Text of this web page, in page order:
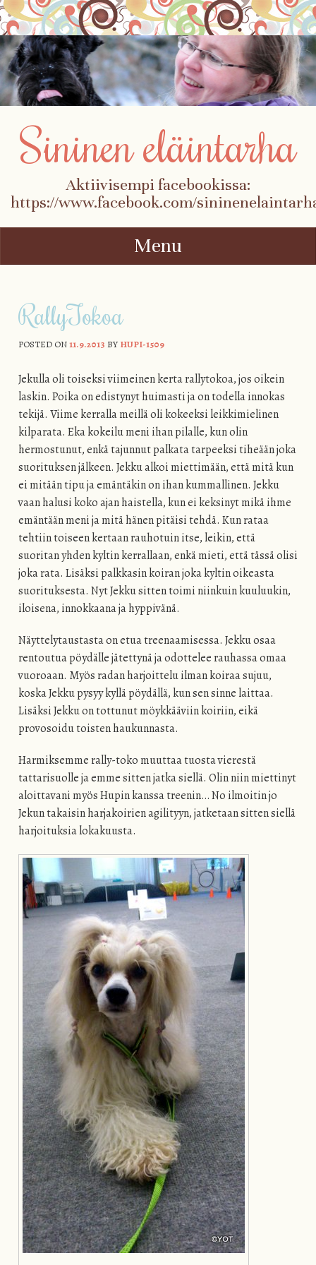
Sininen eläintarha
Aktiivisempi facebookissa:
https://www.facebook.com/
Menu
RallyTokoa
POSTED ON11.9.2013 BYHUPI-1509
Jekulla oli toiseksi viimeinen kerta rallytokoa, jos oikein
laskin. Poika on edistynyt huimasti ja on todella innokas
tekijä. Viime kerralla meillä oli kokeeksi leikkimielinen
kilparata. Eka kokeilu meni ihan pilalle, kun olin
hermostunut, enkä tajunnut palkata tarpeeksi tiheään joka
suorituksen jälkeen. Jekku alkoi miettimään, että mitä kun
ei mitään tipu ja emäntäkin on ihan kummallinen. Jekku
vaan halusi koko ajan haistella, kun ei keksinyt mikä ihme
emäntään meni ja mitä hänen pitäisi tehdä. Kun rataa
tehtiin toiseen kertaan rauhotuin itse, leikin, että
suoritan yhden kyltin kerrallaan, enkä mieti, että tässä olisi
joka rata. Lisäksi palkkasin koiran joka kyltin oikeasta
suorituksesta. Nyt Jekku sitten toimi niinkuin kuuluukin,
iloisena, innokkaana ja hyppivänä.
Näyttelytaustasta on etua treenaamisessa. Jekku osaa
rentoutua pöydälle jätettynä ja odottelee rauhassa omaa
vuoroaan. Myös radan harjoittelu ilman koiraa sujuu,
koska Jekku pysyy kyllä pöydällä, kun sen sinne laittaa.
Lisäksi Jekku on tottunut möykkääviin koiriin, eikä
provosoidu toisten haukunnasta.
Harmiksemme rally-toko muuttaa tuosta vierestä
tattarisuolle ja emme sitten jatka siellä. Olin niin miettinyt
aloittavani myös Hupin kanssa treenin… No ilmoitin jo
Jekun takaisin harjakoirien agilityyn, jatketaan sitten siellä
harjoituksia lokakuusta.